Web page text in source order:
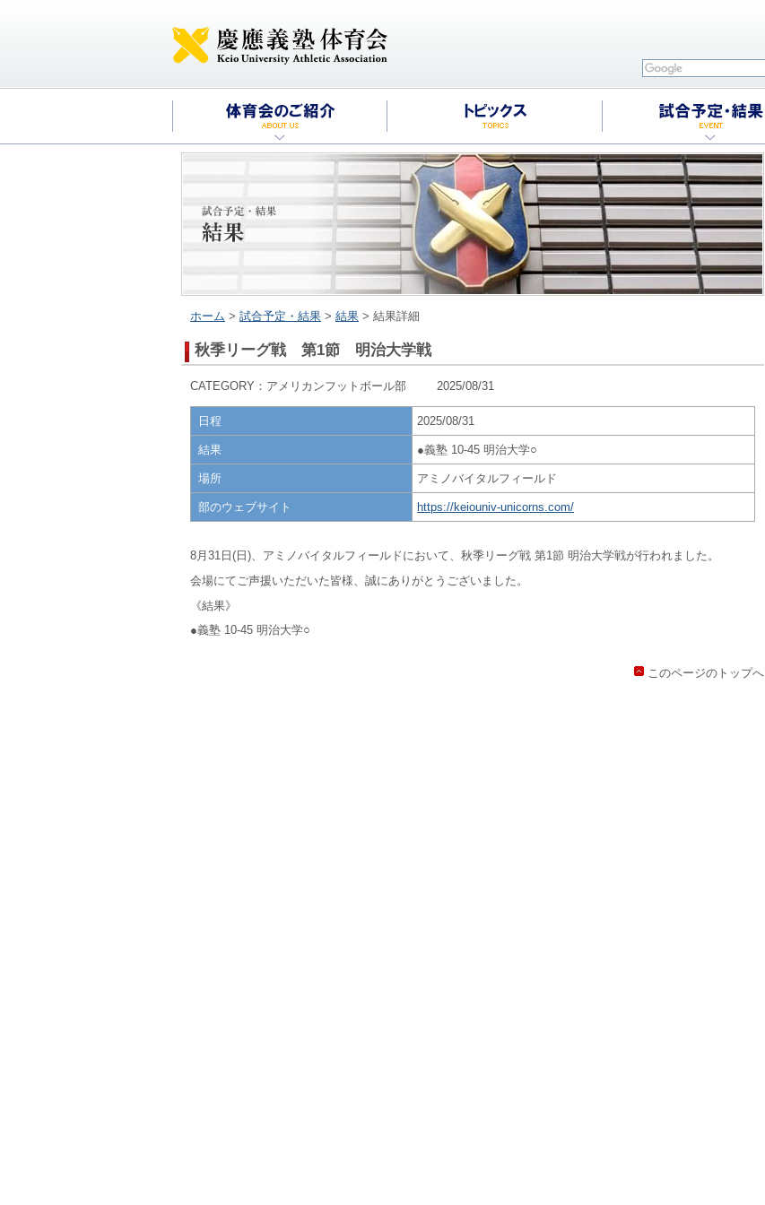
ホーム > 試合予定・結果 > 結果 > 結果詳細
秋季リーグ戦 第1節 明治大学戦
CATEGORY：アメリカンフットボール部 2025/08/31
日程 2025/08/31
結果 ●義塾 10-45 明治大学○
場所 アミノバイタルフィールド
部のウェブサイト https://keiouniv-unicorns.com/
8月31日(日)、アミノバイタルフィールドにおいて、秋季リーグ戦 第1節 明治大学戦が行われました。
会場にてご声援いただいた皆様、誠にありがとうございました。
《結果》
●義塾 10-45 明治大学○
このページのトップへ